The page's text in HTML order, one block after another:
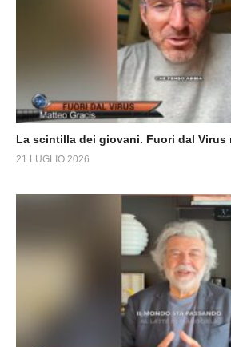
La scintilla dei giovani. Fuori dal Virus
21 LUGLIO 2026